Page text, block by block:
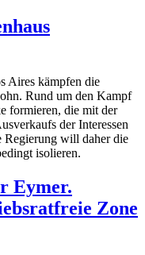
Aires kämpfen die
Rund um den Kampf
formieren, die mit der
der Interessen
will daher die
isolieren.
Eymer.
Zone